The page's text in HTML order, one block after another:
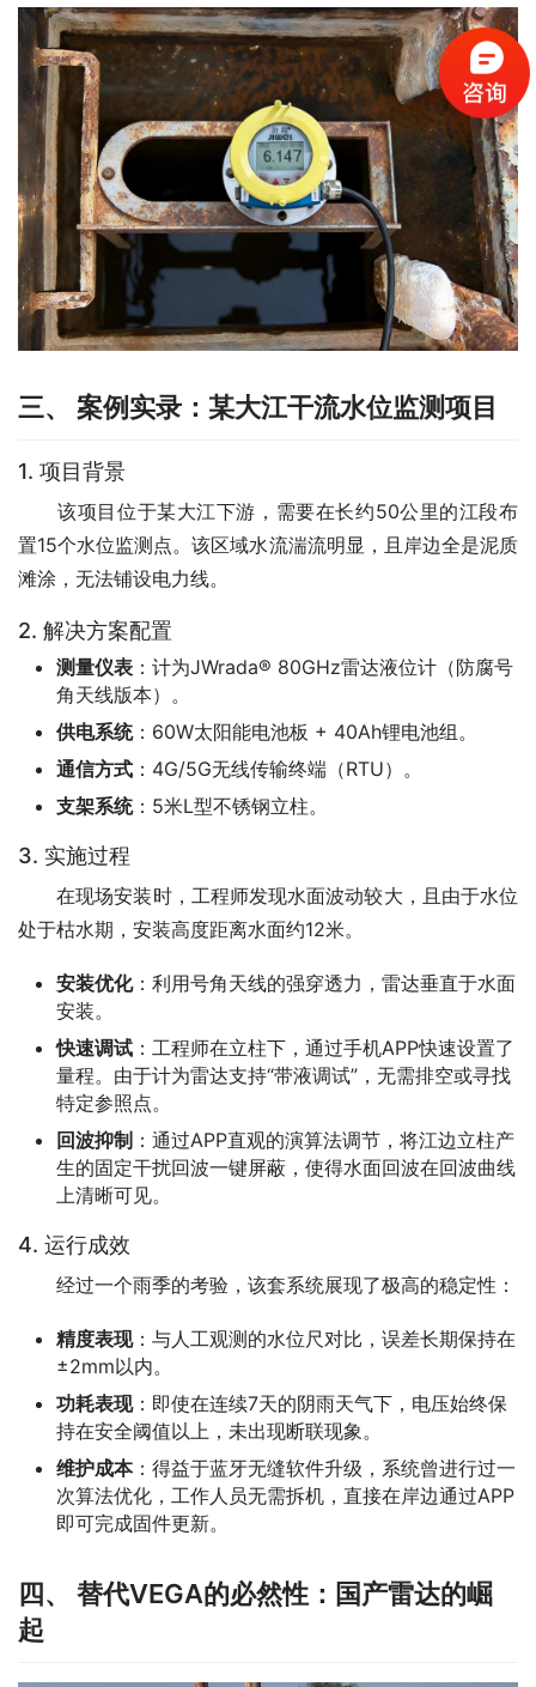
三、 案例实录：某大江干流水位监测项目
1. 项目背景
该项目位于某大江下游，需要在长约50公里的江段布
置15个水位监测点。该区域水流湍流明显，且岸边全是泥质
滩涂，无法铺设电力线。
2. 解决方案配置
测量仪表 ：计为JWrada® 80GHz雷达液位计（防腐号
角天线版本）。
供电系统：60W太阳能电池板 + 40Ah锂电池组。
通信方式 ：4G/5G无线传输终端（RTU）。
支架系统：5米L型不锈钢立柱。
3. 实施过程
在现场安装时，工程师发现水面波动较大，且由于水位
处于枯水期，安装高度距离水面约12米。
安装优化：利用号角天线的强穿透力，雷达垂直于水面
安装。
快速调试 ：工程师在立柱下，通过手机APP快速设置了
量程。由于计为雷达支持“带液调试”，无需排空或寻找
特定参照点。
回波抑制 ：通过APP直观的演算法调节，将江边立柱产
生的固定干扰回波一键屏蔽，使得水面回波在回波曲线
上清晰可见。
4. 运行成效
经过一个雨季的考验，该套系统展现了极高的稳定性：
精度表现：与人工观测的水位尺对比，误差长期保持在
±2mm以内。
功耗表现：即使在连续7天的阴雨天气下，电压始终保
持在安全阈值以上，未出现断联现象。
维护成本：得益于蓝牙无缝软件升级，系统曾进行过一
次算法优化，工作人员无需拆机，直接在岸边通过APP
即可完成固件更新。
四、 替代VEGA的必然性：国产雷达的崛
起